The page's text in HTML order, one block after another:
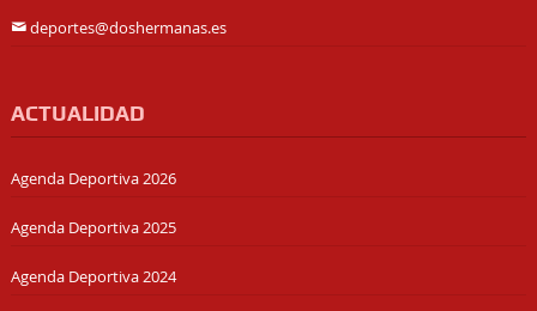
deportes@doshermanas.es
ACTUALIDAD
Agenda Deportiva 2026
Agenda Deportiva 2025
Agenda Deportiva 2024